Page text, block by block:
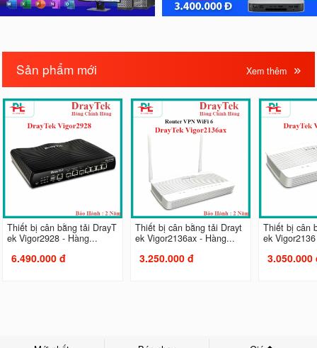
Sản phẩm mới Xem thêm
Thiết bị cân bằng tải DrayT
ek Vigor2928 - Hàng...
6.490.000 đ
Thiết bị cân bằng tải Drayt
ek Vigor2136ax - Hàng...
3.250.000 đ
Thiết bị cân
ek
3.050.000